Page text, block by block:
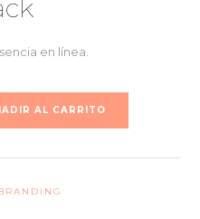
en línea.
AL CARRITO